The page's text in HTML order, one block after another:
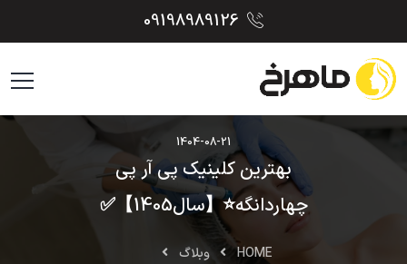
1404-08-21
بهترین کلینیک پی آر پی
چهاردانگه⭐【سال1405】✅
HOME
وبلاگ